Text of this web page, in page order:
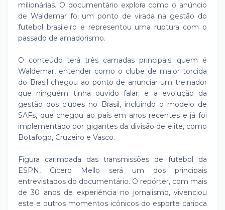
milionárias. O documentário explora como o anúncio
de Waldemar foi um ponto de virada na gestão do
futebol brasileiro e representou uma ruptura com o
passado de amadorismo.
O conteúdo terá três camadas principais: quem é
Waldemar, entender como o clube de maior torcida
do Brasil chegou ao ponto de anunciar um treinador
que ninguém tinha ouvido falar; e a evolução da
gestão dos clubes no Brasil, incluindo o modelo de
SAFs, que chegou ao país em anos recentes e já foi
implementado por gigantes da divisão de elite, como
Botafogo, Cruzeiro e Vasco.
Figura carimbada das transmissões de futebol da
ESPN, Cícero Mello será um dos principais
entrevistados do documentário. O repórter, com mais
de 30 anos de experiência no jornalismo, vivenciou
este e outros momentos icônicos do esporte carioca